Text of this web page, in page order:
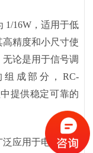
1/16W，适用于低
精度和小尺寸使
论是用于信号调
成部分，RC-
提供稳定可靠的
泛应用于电子产品